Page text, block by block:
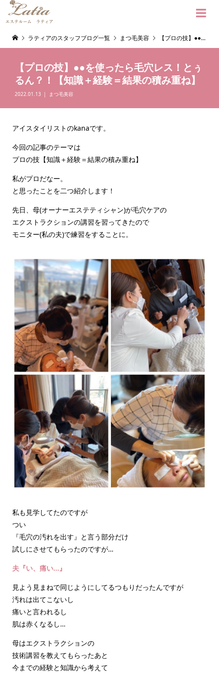

ラティアのスタッフブログ一覧 まつ毛美容 【プロの技】●●を使ったら毛穴レス！とぅるん？！【知識＋経験＝結果の積み重ね】
【プロの技】●●を使ったら毛穴レス！とぅ
るん？！【知識＋経験＝結果の積み重ね】
2022.01.13 まつ毛美容
アイスタイリストのkanaです。
今回の記事のテーマは
プロの技【知識＋経験＝結果の積み重ね】
私がプロだなー。
と思ったことを二つ紹介します！
先日、母(オーナーエステティシャン)が毛穴ケアの
エクストラクションの講習を習ってきたので
モニター(私の夫)で練習をすることに。
私も見学してたのですが
つい
『毛穴の汚れを出す』と言う部分だけ
試しにさせてもらったのですが…
夫『い、痛い…』
見よう見まねで同じようにしてるつもりだったんですが
汚れは出てこないし
痛いと言われるし
肌は赤くなるし…
母はエクストラクションの
技術講習を教えてもらったあと
今までの経験と知識から考えて